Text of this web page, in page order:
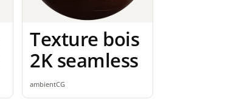
Texture bois
2K seamless
ambientCG